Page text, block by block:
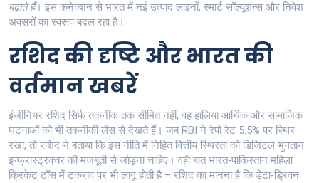
बढ़ाते हैं। इस कनेक्शन से भारत में नई उत्पाद लाइनों, स्मार्ट सॉल्यूशन्स और निवेश
अवसरों का स्वरूप बदल रहा है।
रशिद की दृष्टि और भारत की
वर्तमान खबरें
इंजीनियर रशिद सिर्फ तकनीक तक सीमित नहीं, वह हालिया आर्थिक और सामाजिक
घटनाओं को भी तकनीकी लेंस से देखते हैं। जब RBI ने रेपो रेट 5.5% पर स्थिर
रखा, तो रशिद ने बताया कि इस नीति में निहित वित्तीय स्थिरता को डिजिटल भुगतान
इन्फ्रास्ट्रक्चर की मजबूती से जोड़ना चाहिए। वही बात भारत‑पाकिस्तान महिला
क्रिकेट टॉस में टकराव पर भी लागू होती है – रशिद का मानना है कि डेटा‑ड्रिवन